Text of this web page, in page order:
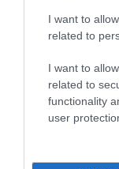
I want to
related to
I want to
related to
functionality
user